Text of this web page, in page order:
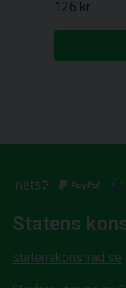
126 kr
Statens
statenskonstrad.se